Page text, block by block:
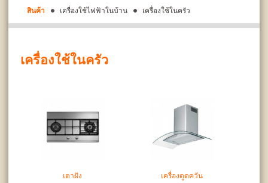
สินค้า เครื่องใช้ไฟฟ้าในบ้าน เครื่องใช้ในครัว
เครื่องใช้ในครัว
เตาฝัง เครื่องดูดควัน